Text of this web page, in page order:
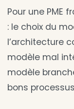
Pour une PME
: le choix du
l’architecture
modèle mal
modèle
bons